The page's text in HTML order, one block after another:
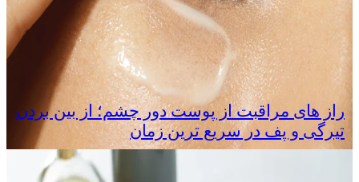
راز های مراقبت از پوست دور چشم؛ از بین بردن
تیرگی و پف در سریع‌ ترین زمان